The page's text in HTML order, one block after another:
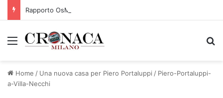
Rapporto OsMed 2025 sull’uso dei farmaci in Italia
Menu
Home / Una nuova casa per Piero Portaluppi / Piero-Portaluppi-
a-Villa-Necchi